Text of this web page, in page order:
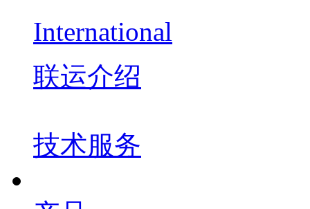
International
联运介绍
技术服务